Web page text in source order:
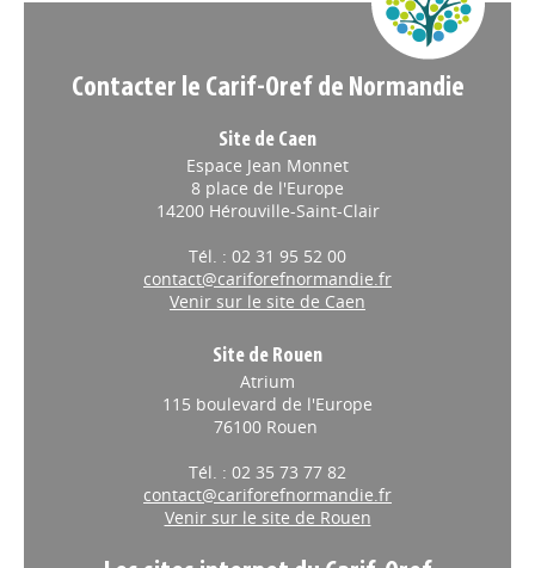
Contacter le Carif-Oref de Normandie
Site de Caen
Espace Jean Monnet
8 place de l'Europe
14200 Hérouville-Saint-Clair
Tél. : 02 31 95 52 00
contact@cariforefnormandie.fr
Venir sur le site de Caen
Site de Rouen
Atrium
115 boulevard de l'Europe
76100 Rouen
Tél. : 02 35 73 77 82
contact@cariforefnormandie.fr
Venir sur le site de Rouen